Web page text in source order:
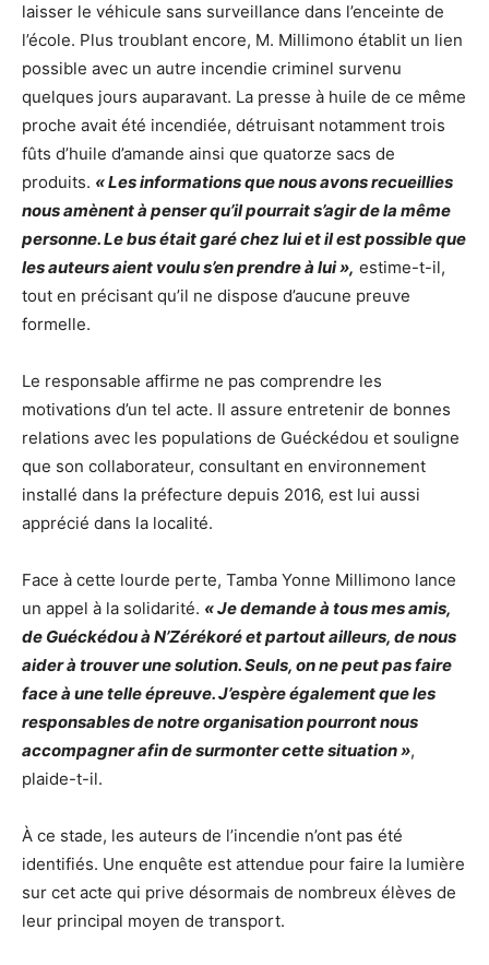
laisser le véhicule sans surveillance dans l’enceinte de
l’école. Plus troublant encore, M. Millimono établit un lien
possible avec un autre incendie criminel survenu
quelques jours auparavant. La presse à huile de ce même
proche avait été incendiée, détruisant notamment trois
fûts d’huile d’amande ainsi que quatorze sacs de
produits. « Les informations que nous avons recueillies
nous amènent à penser qu’il pourrait s’agir de la même
personne. Le bus était garé chez lui et il est possible que
les auteurs aient voulu s’en prendre à lui », estime-t-il,
tout en précisant qu’il ne dispose d’aucune preuve
formelle.
Le responsable affirme ne pas comprendre les
motivations d’un tel acte. Il assure entretenir de bonnes
relations avec les populations de Guéckédou et souligne
que son collaborateur, consultant en environnement
installé dans la préfecture depuis 2016, est lui aussi
apprécié dans la localité.
Face à cette lourde perte, Tamba Yonne Millimono lance
un appel à la solidarité. « Je demande à tous mes amis,
de Guéckédou à N’Zérékoré et partout ailleurs, de nous
aider à trouver une solution. Seuls, on ne peut pas faire
face à une telle épreuve. J’espère également que les
responsables de notre organisation pourront nous
accompagner afin de surmonter cette situation »,
plaide-t-il.
À ce stade, les auteurs de l’incendie n’ont pas été
identifiés. Une enquête est attendue pour faire la lumière
sur cet acte qui prive désormais de nombreux élèves de
leur principal moyen de transport.